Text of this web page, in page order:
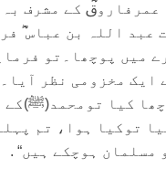
عمرفاروقؓ کے مشرف بہ
عبد اللہ بن عباس
میں پوچھا۔تو
ایک مخزومی نظر
کیا تومحمد(ﷺ)کے
توکیا ہوا، تم
مسلمان ہوچکے ہیں“ .